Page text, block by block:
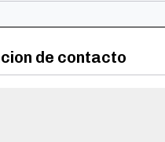
de contacto